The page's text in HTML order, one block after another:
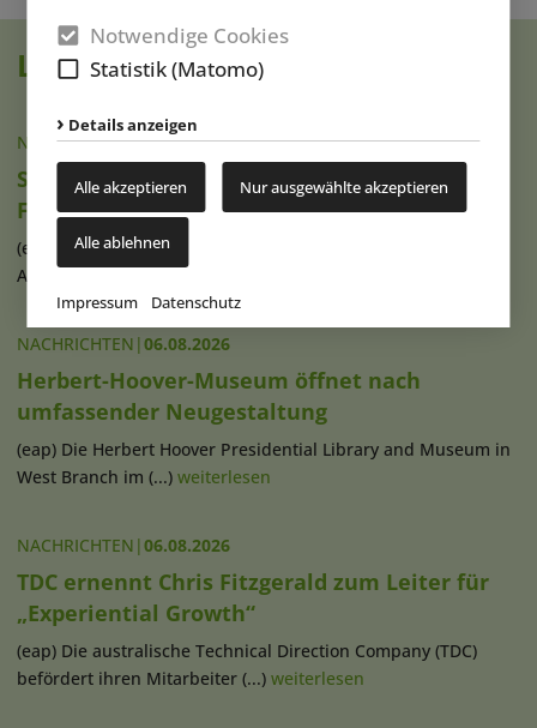
Notwendige Cookies
Statistik (Matomo)
Details anzeigen
Alle akzeptieren Nur ausgewählte akzeptieren
Alle ablehnen
Impressum Datenschutz
Lesen Sie auch
NACHRICHTEN|06.08.2026
Six Flags Great America kündigt neuen
Familienbereich an
(eap) Der US-amerikanische Freizeitpark Six Flags Great
America in Illinois plant für (...)
NACHRICHTEN |06.08.2026
Herbert-Hoover-Museum öffnet nach
umfassender Neugestaltung
(eap) Die Herbert Hoover Presidential Library and Museum in
West Branch im (...) weiterlesen
NACHRICHTEN |06.08.2026
TDC ernennt Chris Fitzgerald zum Leiter für
„Experiential Growth“
(eap) Die australische Technical Direction Company (TDC)
befördert ihren Mitarbeiter (...) weiterlesen